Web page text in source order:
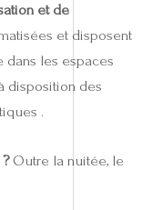
et de
et disposent
dans les espaces
disposition des
.
Outre la nuitée, le